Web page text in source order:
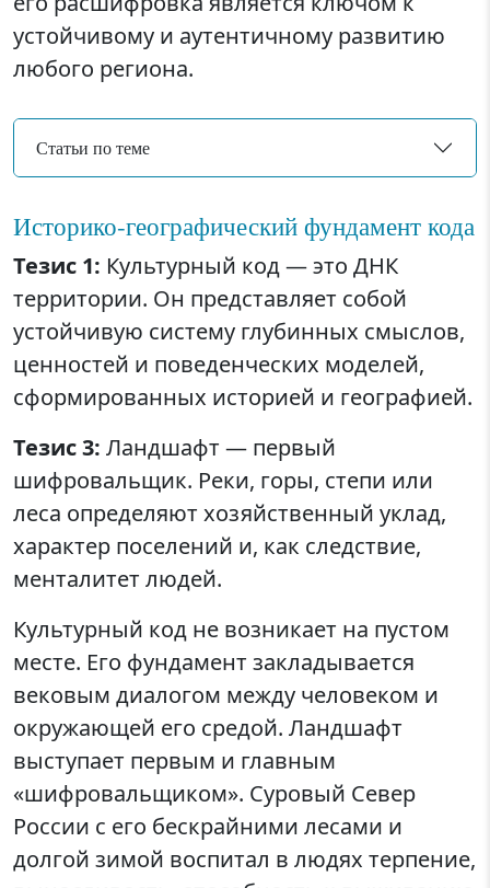
устойчивому и аутентичному развитию
любого региона.
Статьи по теме
Историко-географический фундамент кода
Тезис 1: Культурный код — это ДНК
территории. Он представляет собой
устойчивую систему глубинных смыслов,
ценностей и поведенческих моделей,
сформированных историей и географией.
Тезис 3: Ландшафт — первый
шифровальщик. Реки, горы, степи или
леса определяют хозяйственный уклад,
характер поселений и, как следствие,
менталитет людей.
Культурный код не возникает на пустом
месте. Его фундамент закладывается
вековым диалогом между человеком и
окружающей его средой. Ландшафт
выступает первым и главным
«шифровальщиком». Суровый Север
России с его бескрайними лесами и
долгой зимой воспитал в людях терпение,